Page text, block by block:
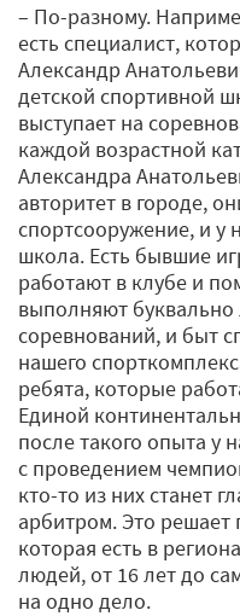
– По-разному.
есть специалист,
Александр
детской спортивной
выступает на
каждой возрастной
Александра
авторитет в городе,
спортсооружение, и у
школа. Есть бывшие
работают в клубе и
выполняют
соревнований, и быт
нашего
ребята, которые
Единой
после такого опыта у
с проведением
кто-то из них станет
арбитром. Это решает
которая есть в
людей, от 16 лет до
на одно дело.